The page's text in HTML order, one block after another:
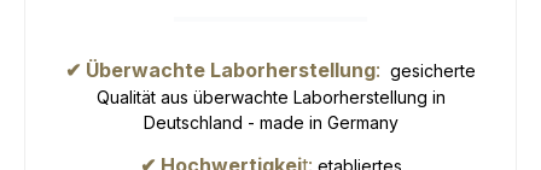
✔ Überwachte Laborherstellung: gesicherte
Qualität aus überwachte Laborherstellung in
Deutschland - made in Germany